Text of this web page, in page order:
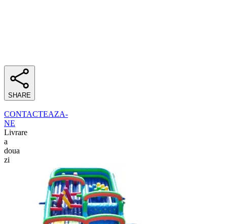
SHARE
CONTACTEAZA-
NE
Livrare
a
doua
zi